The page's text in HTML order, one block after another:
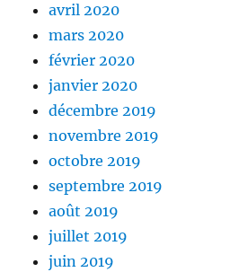
avril 2020
mars 2020
février 2020
janvier 2020
décembre 2019
novembre 2019
octobre 2019
septembre 2019
août 2019
juillet 2019
juin 2019